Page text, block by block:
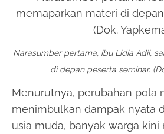
Narasumber pertama, ibu Lidia Adii,
di depan peserta seminar.
Menurutnya, perubahan pola
menimbulkan dampak nyata
usia muda, banyak warga kini